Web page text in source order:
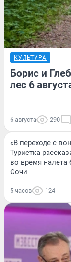
КУЛЬТУРА
Борис и
лес 6
6 августа 290
«В переходе с
Туристка
во время налета
Сочи
5 часов 124